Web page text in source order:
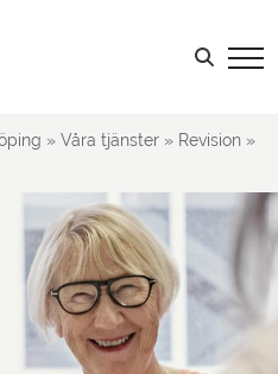
Sök efter:
» Våra tjänster » Revision »